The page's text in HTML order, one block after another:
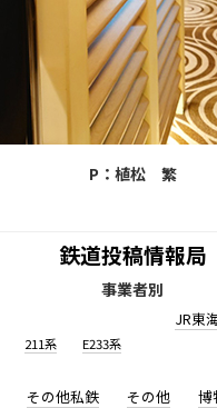
P：植松 繁
鉄道投稿情報局
事業者別
211系 E233系
JR東
その他私鉄 その他 博